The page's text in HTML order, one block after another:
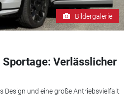
Bildergalerie
Sportage: Verlässlicher
Design und eine große Antriebsvielfalt: